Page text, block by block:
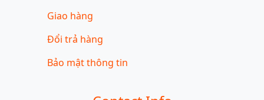
Giao hàng
Đổi trả hàng
Bảo mật thông tin